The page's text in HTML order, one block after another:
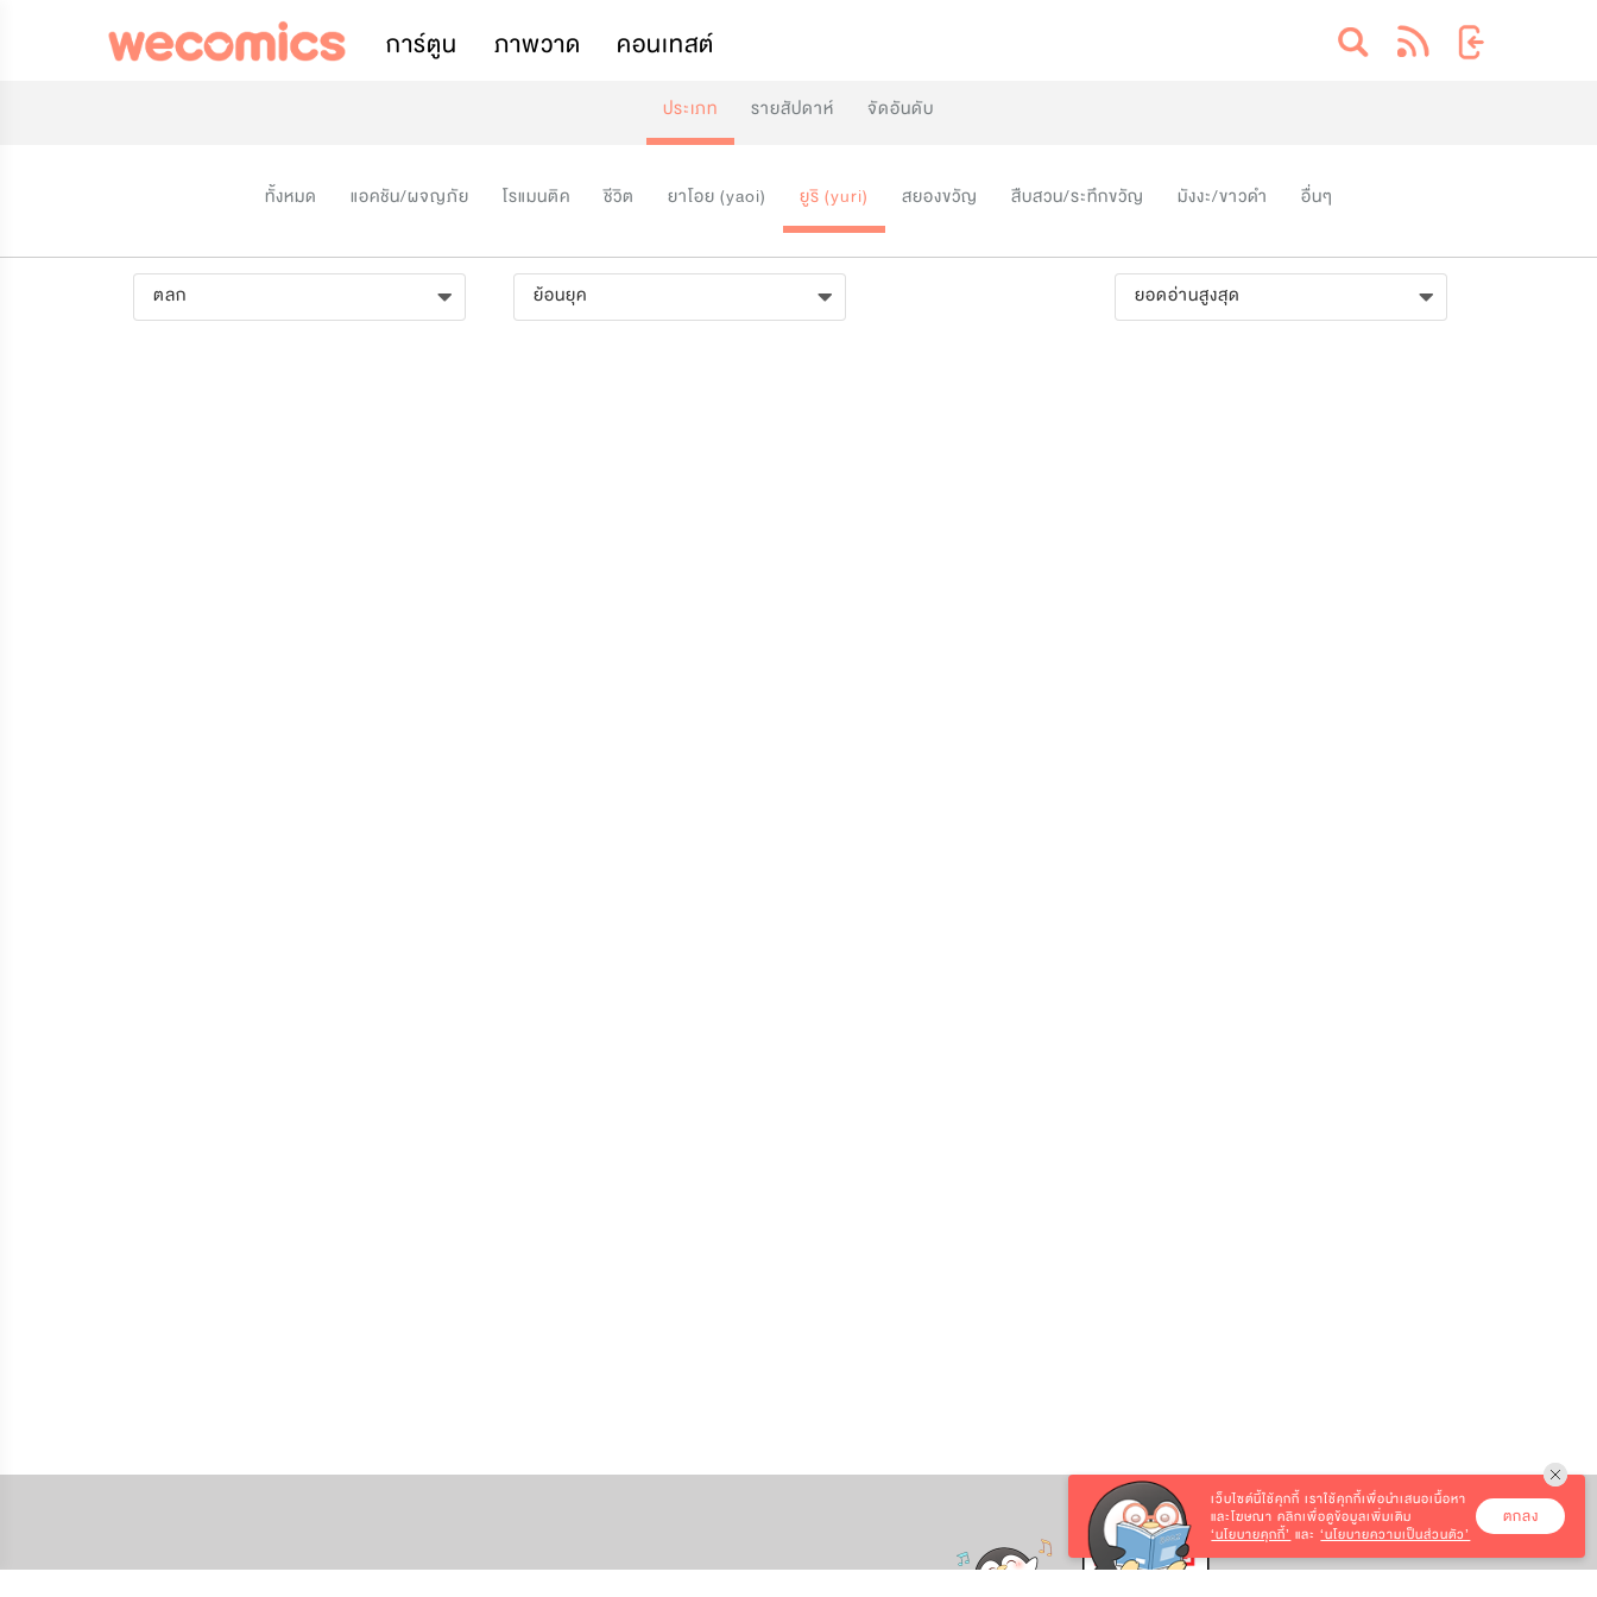
การ์ตูน ภาพวาด คอนเทสต์
ประเภท รายสัปดาห์ จัดอันดับ
ทั้งหมด แอคชัน/ผจญภัย โรแมนติค ชีวิต ยาโอย (yaoi) ยูริ (yuri) สยองขวัญ สืบสวน/ระทึกขวัญ มังงะ/ขาวดำ อื่นๆ
ตลก ย้อนยุค ยอดอ่านสูงสุด
เว็บไซต์นี้ใช้คุกกี้ เราใช้คุกกี้เพื่อนำเสนอเนื้อหา
และโฆษณา คลิกเพื่อดูข้อมูลเพิ่มเติม
‘นโยบายคุกกี้’ และ‘นโยบายความเป็นส่วนตัว’
ตกลง